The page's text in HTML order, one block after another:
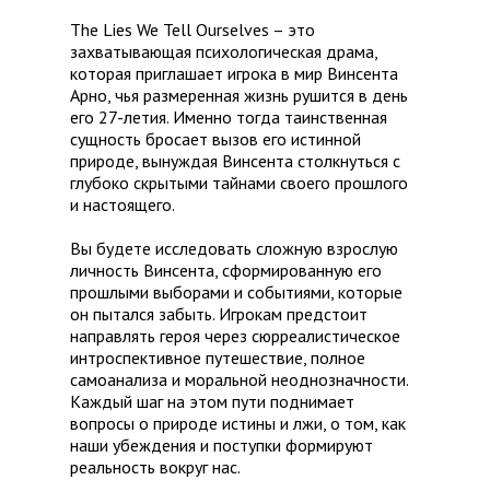
The Lies We Tell Ourselves – это
захватывающая психологическая драма,
которая приглашает игрока в мир Винсента
Арно, чья размеренная жизнь рушится в день
его 27-летия. Именно тогда таинственная
сущность бросает вызов его истинной
природе, вынуждая Винсента столкнуться с
глубоко скрытыми тайнами своего прошлого
и настоящего.
Вы будете исследовать сложную взрослую
личность Винсента, сформированную его
прошлыми выборами и событиями, которые
он пытался забыть. Игрокам предстоит
направлять героя через сюрреалистическое
интроспективное путешествие, полное
самоанализа и моральной неоднозначности.
Каждый шаг на этом пути поднимает
вопросы о природе истины и лжи, о том, как
наши убеждения и поступки формируют
реальность вокруг нас.